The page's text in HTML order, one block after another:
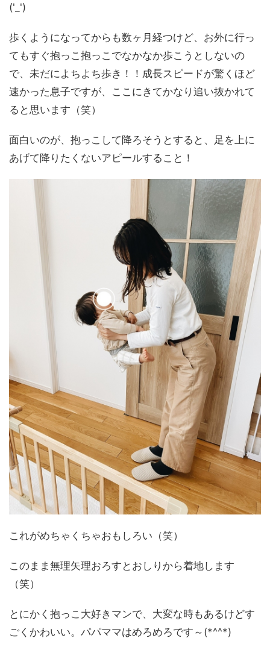
('_')
歩くようになってからも数ヶ月経つけど、お外に行っ
てもすぐ抱っこ抱っこでなかなか歩こうとしないの
で、未だによちよち歩き！！成長スピードが驚くほど
速かった息子ですが、ここにきてかなり追い抜かれて
ると思います（笑）
面白いのが、抱っこして降ろそうとすると、足を上に
あげて降りたくないアピールすること！
これがめちゃくちゃおもしろい（笑）
このまま無理矢理おろすとおしりから着地します
（笑）
とにかく抱っこ大好きマンで、大変な時もあるけどす
ごくかわいい。パパママはめろめろです～(*^^*)